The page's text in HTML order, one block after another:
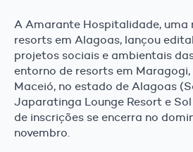
A Amarante Hospitalidade, uma
resorts em Alagoas, lançou
projetos sociais e ambientais
entorno de resorts em
Maceió, no estado de Alagoas
Japaratinga Lounge Resort e
de inscrições se encerra no
novembro.